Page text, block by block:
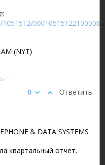
(NYT)
Ответить
0
& DATA SYSTEMS
квартальный отчет,